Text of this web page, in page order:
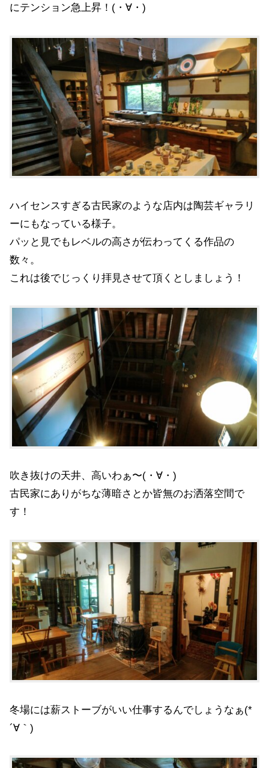
にテンション急上昇！(・∀・)
ハイセンスすぎる古民家のような店内は陶芸ギャラリ
ーにもなっている様子。
パッと見でもレベルの高さが伝わってくる作品の
数々。
これは後でじっくり拝見させて頂くとしましょう！
吹き抜けの天井、高いわぁ〜(・∀・)
古民家にありがちな薄暗さとか皆無のお洒落空間で
す！
冬場には薪ストーブがいい仕事するんでしょうなぁ(*
´∀｀)